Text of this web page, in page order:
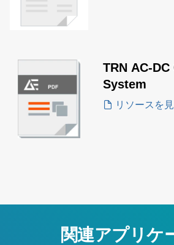
TRN AC-
System
リソースを
関連アプリケ